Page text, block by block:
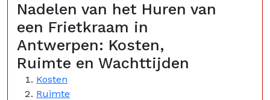
Nadelen van het Huren van
een Frietkraam in
Antwerpen: Kosten,
Ruimte en Wachttijden
Kosten
Ruimte